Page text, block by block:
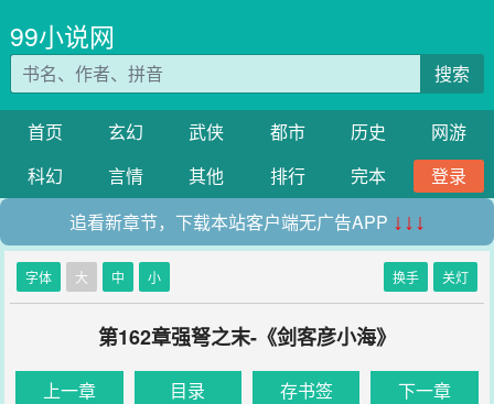
99小说网
搜索
首页 玄幻 武侠 都市 历史
网游
科幻
言情 其他 排行 完本
登录
追看新章节，下载本站客户端无广告APP ↓↓↓
字体 大 中 小 换手 关灯
第162章强弩之末-《剑客彦小海》
上一章 目录 存书签 下一章